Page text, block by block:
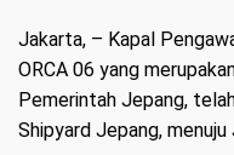
Jakarta, – Kapal
ORCA 06 yang
Pemerintah Jepang,
Shipyard Jepang,